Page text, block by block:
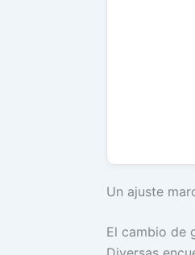
Un ajuste
El cambio de